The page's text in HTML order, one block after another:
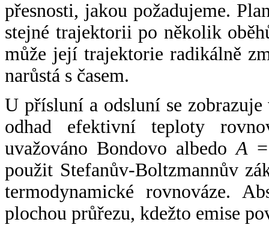
přesnosti, jakou požadujeme.
stejné trajektorii po několik
může její trajektorie radikálně
narůstá s časem.
U přísluní a odsluní se
odhad efektivní teploty
uvažováno Bondovo albedoA
použit Stefanův-Boltzmannův
termodynamické rovnováze.
plochou průřezu, kdežto emise